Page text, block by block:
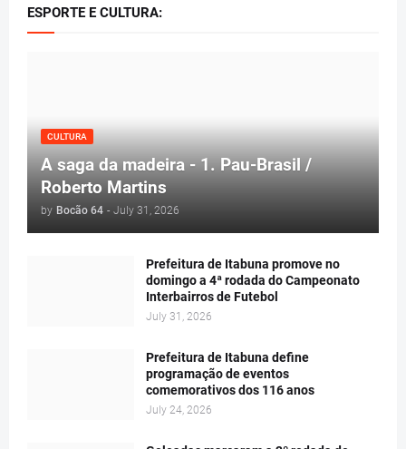
ESPORTE E CULTURA:
CULTURA
A saga da madeira - 1. Pau-Brasil /
Roberto Martins
by Bocão 64 - July 31, 2026
Prefeitura de Itabuna promove no
domingo a 4ª rodada do Campeonato
Interbairros de Futebol
July 31, 2026
Prefeitura de Itabuna define
programação de eventos
comemorativos dos 116 anos
July 24, 2026